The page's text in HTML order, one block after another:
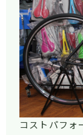
コストパフォ